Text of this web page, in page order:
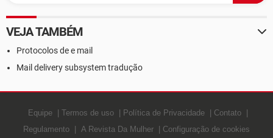
VEJA TAMBÉM
Protocolos de e mail
Mail delivery subsystem tradução
Equipe Termos de uso Política de Privacidade
Contato
Regulamento
A Revista Da Mulher Configuração de cookies